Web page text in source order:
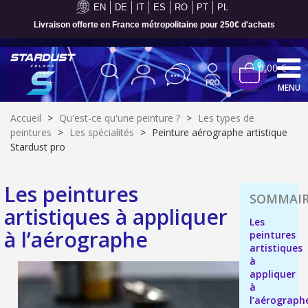
EN DE IT ES RO PT PL
Livraison offerte en France métropolitaine pour 250€ d'achats
Inscription à la newsletter : 5€ de réduction
Livraison sous 24 h en France Métropolitaine
00,00 €
MENU
Accueil > Qu'est-ce qu'une peinture ? > Les types de
peintures > Les spécialités > Peinture aérographe artistique
Stardust pro
Les peintures
artistiques à appliquer
à l’aérographe
Les
peintures
artistiques
à
appliquer
à